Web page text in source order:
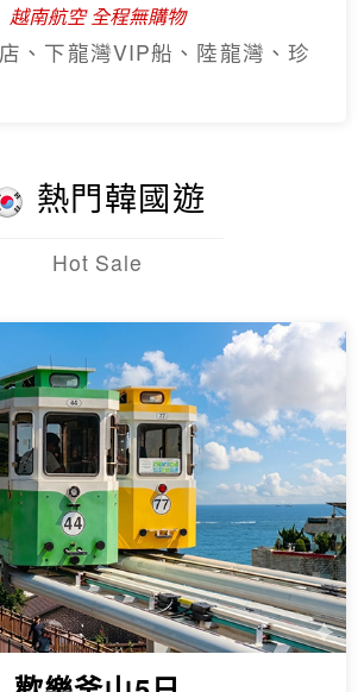
越南航空 全程無購物
、下龍灣VIP船、陸龍灣、珍
熱門韓國遊
Hot Sale